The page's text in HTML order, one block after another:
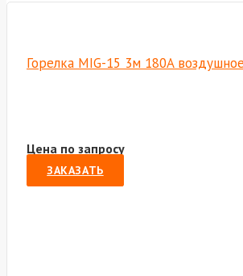
Горелка MIG-15 3м 180A
Цена по запросу
ЗАКАЗАТЬ